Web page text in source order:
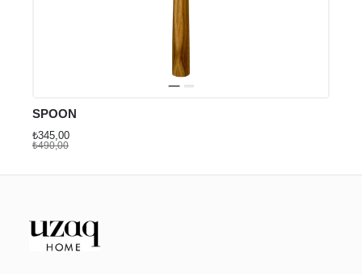
SPOON
₺345,00
₺490,00